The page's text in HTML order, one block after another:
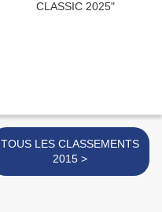
TOUS LES CLASSEMENTS
2015 >